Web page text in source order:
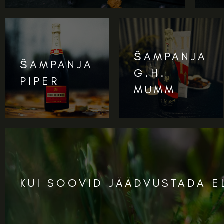
ŠAMPANJA
PIPER
ŠAMPANJA
G.H.
MUMM
KUI SOOVID JÄÄDVUSTADA